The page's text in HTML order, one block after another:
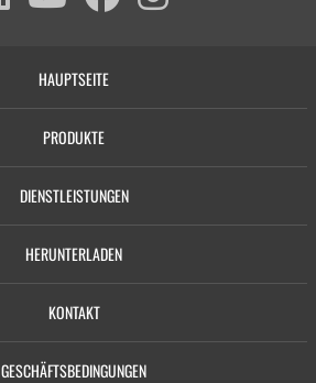
HAUPTSEITE
PRODUKTE
DIENSTLEISTUNGEN
HERUNTERLADEN
KONTAKT
GESCHÄFTSBEDINGUNGEN